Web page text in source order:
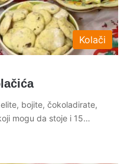
Kolači
bojite, čokoladirate,
mogu da stoje i 15…